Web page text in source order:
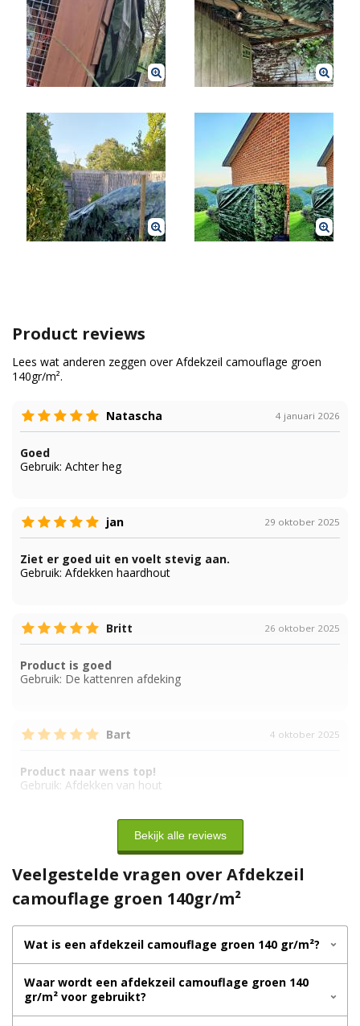
Product reviews
Lees wat anderen zeggen over Afdekzeil camouflage groen
140gr/m².
Natascha 4 januari 2026
Goed
Gebruik: Achter heg
jan 29 oktober 2025
Ziet er goed uit en voelt stevig aan.
Gebruik: Afdekken haardhout
Britt 26 oktober 2025
Product is goed
Gebruik: De kattenren afdeking
Bart 4 oktober 2025
Product naar wens top!
Gebruik: Afdekken van hout
Bekijk alle reviews
Veelgestelde vragen over Afdekzeil
camouflage groen 140gr/m²
Wat is een afdekzeil camouflage groen 140 gr/m²?
Waar wordt een afdekzeil camouflage groen 140
gr/m² voor gebruikt?